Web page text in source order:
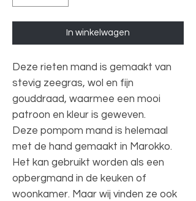
In winkelwagen
Deze rieten mand is gemaakt van
stevig zeegras, wol en fijn
gouddraad, waarmee een mooi
patroon en kleur is geweven.
Deze pompom mand is helemaal
met de hand gemaakt in Marokko.
Het kan gebruikt worden als een
opbergmand in de keuken of
woonkamer. Maar wij vinden ze ook